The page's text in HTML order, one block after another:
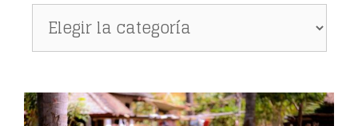
Dinámicas
grupales
mucho
más